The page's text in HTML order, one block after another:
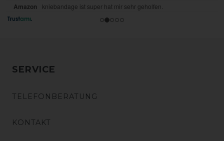
SERVICE
TELEFONBERATUNG
KONTAKT